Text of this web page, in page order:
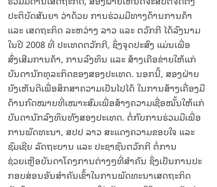
ປະຕິບັດສັນຍາ ວ່າດ້ວຍ ການຮ່ວມມືທາງດ້ານການຄ້າ
ແລະ ເສດຖະກິດ ລະຫວ່າງ ລາວ ແລະ ຕວັກກີ ໄດ້ລົງນາມ
ໃນປີ 2008 ທີ່ ປະເທດຕວັກກີ, ຊຶ່ງຈຸດປະສົງ ແມ່ນເພື່ອ
ສົ່ງເສີມການຄ້າ, ການລົງທຶນ ແລະ ສ້າງເຄືອຂ່າຍໃຫ້ແກ່
ບັນດານັກທຸລະກິດຂອງສອງປະເທດ. ນອກນີ້, ສອງຝ່າຍ
ຍັງເຫັນດີເພື່ອສຶກສາຄວາມເປັນໄປໄດ້ ໃນການສ້າງເຄື່ອງມື
ດ້ານກົດໝາຍທີ່ເໝາະສົມເພື່ອສ້າງຄວາມເຊື່ອໝັ້ນໃຫ້ແກ່
ບັນດານັກລົງທຶນທັງສອງປະເທດ. ຕໍ່ກັບການຮ່ວມມືເພື່ອ
ການພັດທະນາ, ສປປ ລາວ ສະແດງຄວາມຂອບໃຈ ແລະ
ຊົມເຊີຍ ລັດຖະບານ ແລະ ປະຊາຊົນຕວັກກີ ຕໍ່ການ
ຊ່ວຍເຫຼືອບັນດາໂຄງການຕ່າງໆທີ່ສຳຄັນ ຊຶ່ງເປັນການປະ
ກອບສ່ອນອັນສຳຄັນເຂົ້າໃນການພັດທະນາເສດຖະກິດ